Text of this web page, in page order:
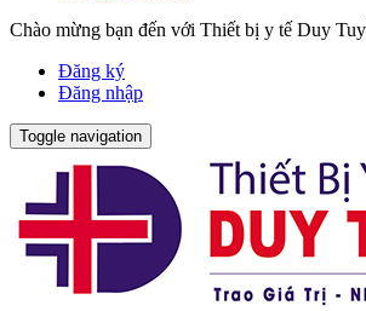
Chào mừng bạn đến với Thiết bị y tế Duy
Đăng ký
Đăng nhập
Toggle navigation